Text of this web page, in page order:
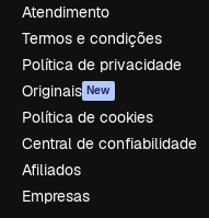
Atendimento
Termos e condições
Política de privacidade
Originais New
Política de cookies
Central de confiabilidade
Afiliados
Empresas